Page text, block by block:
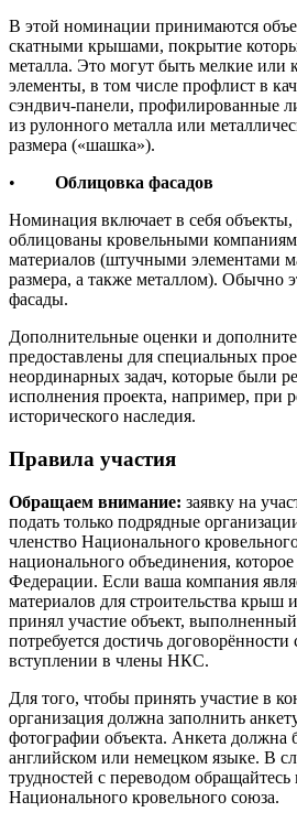
В этой номинации принимаются
скатными крышами, покрытие
металла. Это могут быть мелкие или
элементы, в том числе профлист в
сэндвич-панели, профилированные
из рулонного металла или
размера («шашка»).
• Облицовка фасадов
Номинация включает в себя
облицованы кровельными
материалов (штучными элементами
размера, а также металлом). Обычно
фасады.
Дополнительные оценки и
предоставлены для специальных
неординарных задач, которые были
исполнения проекта, например, при
исторического наследия.
Правила участия
Обращаем внимание: заявку на
подать только подрядные
членство Национального
национального объединения, которое
Федерации. Если ваша компания
материалов для строительства крыш
принял участие объект,
потребуется достичь
вступлении в члены НКС.
Для того, чтобы принять участие в
организация должна заполнить
фотографии объекта. Анкета должна
английском или немецком языке. В
трудностей с переводом
Национального кровельного союза.